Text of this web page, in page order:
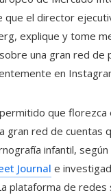
que el director
explique y tome
una gran red de
en
que florezca
gran red de cuentas
infantil,
Journal e
plataforma de redes